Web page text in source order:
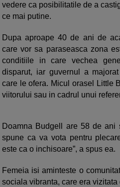
vedere ca posibilitatile de a
ce mai putine.
Dupa aproape 40 de ani de
care vor sa paraseasca zona
conditiile in care vechea
disparut, iar guvernul a
care le ofera. Micul orasel Little
viitorului sau in cadrul unui
Doamna Budgell are 58 de
spune ca va vota pentru
este ca o inchisoare”, a spus ea.
Femeia isi aminteste o
sociala vibranta, care era